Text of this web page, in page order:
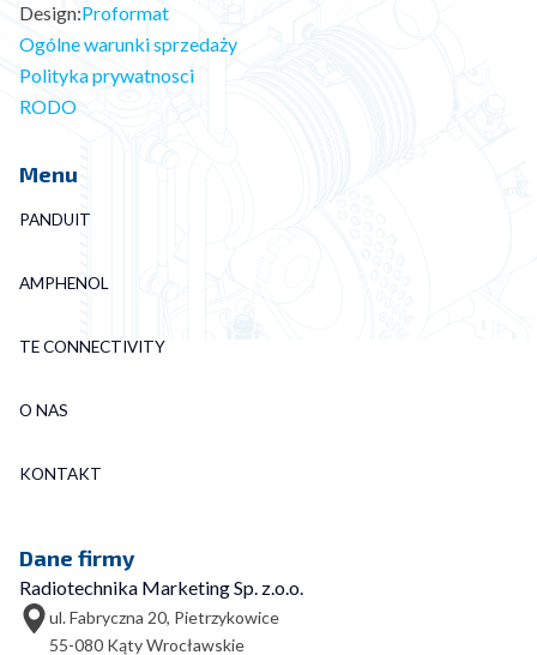
Design:Proformat
Ogólne warunki sprzedaży
Polityka prywatnosci
RODO
Menu
PANDUIT
AMPHENOL
TE CONNECTIVITY
O NAS
KONTAKT
Dane firmy
Radiotechnika Marketing Sp. z.o.o.
ul. Fabryczna 20, Pietrzykowice
55-080 Kąty Wrocławskie